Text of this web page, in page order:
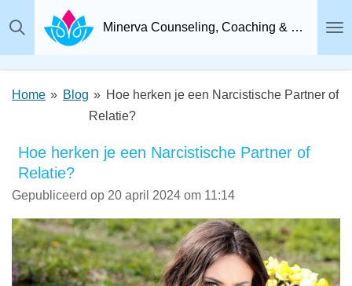
Ga
direct
hoofdinhoud
Minerva Counseling, Coaching & Relatietherapie, Psychosociaal Therapeut Breda
Home » Blog » Hoe herken je een Narcistische Partner of
Relatie?
Hoe herken je een Narcistische Partner of
Relatie?
Gepubliceerd op 20 april 2024 om 11:14